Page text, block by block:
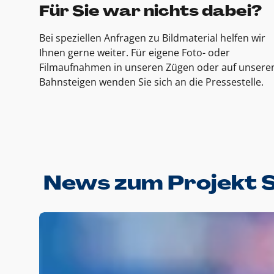
Für Sie war nichts dabei?
Bei speziellen Anfragen zu Bildmaterial helfen wir
Ihnen gerne weiter. Für eigene Foto- oder
Filmaufnahmen in unseren Zügen oder auf
Bahnsteigen wenden Sie sich an die Pressestelle.
News zum Projekt